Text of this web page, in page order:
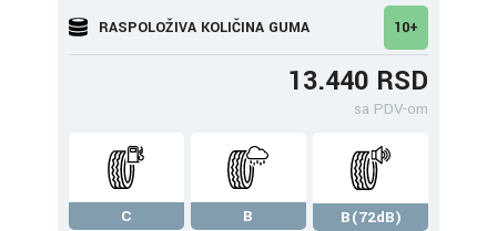
RASPOLOŽIVA KOLIČINA GUMA 10+
13.440 RSD
sa PDV-om
C B
B(72dB)